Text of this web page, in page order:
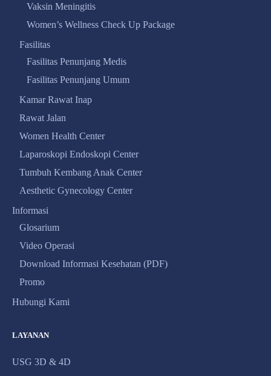
Vaksin Meningitis
Women’s Wellness Check Up Package
Fasilitas
Fasilitas Penunjang Medis
Fasilitas Penunjang Umum
Kamar Rawat Inap
Rawat Jalan
Women Health Center
Laparoskopi Endoskopi Center
Tumbuh Kembang Anak Center
Aesthetic Gynecology Center
Informasi
Glosarium
Video Operasi
Download Informasi Kesehatan (PDF)
Promo
Hubungi Kami
LAYANAN
USG 3D & 4D